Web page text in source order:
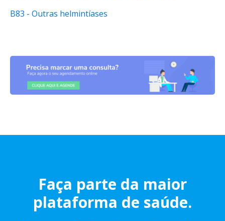
B83 - Outras helmintíases
Faça parte da maior
plataforma de saúde.